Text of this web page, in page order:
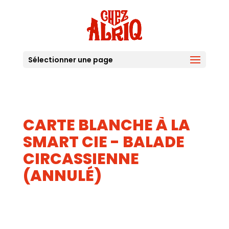
Sélectionner une page
CARTE BLANCHE À LA
SMART CIE - BALADE
CIRCASSIENNE
(ANNULÉ)